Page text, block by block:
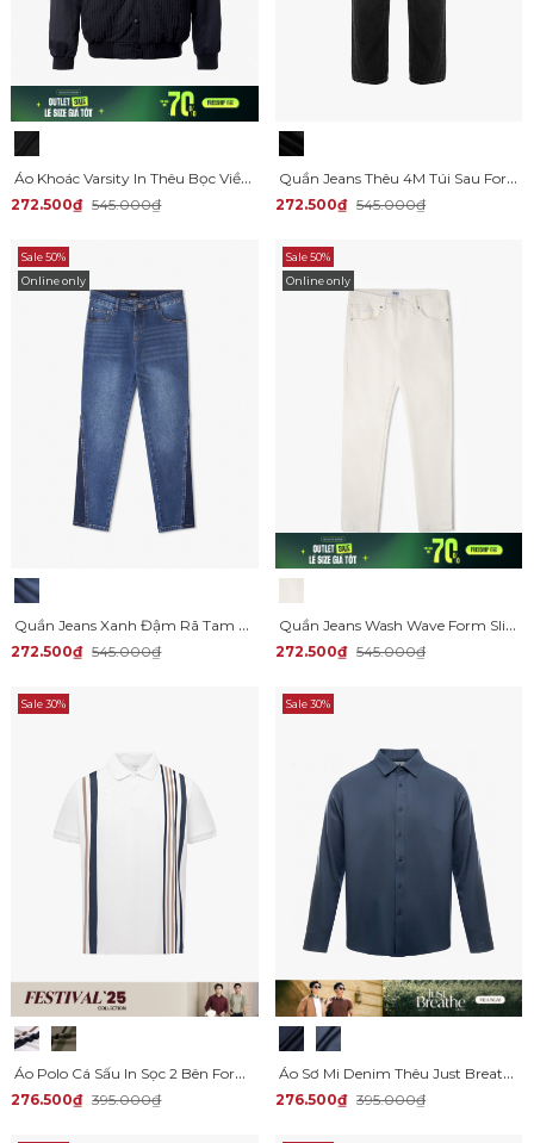
Áo Khoác Varsity In Thêu Bọc Viền Logo Form Regular AK070
272.500₫ 545.000₫
Quần Jeans Thêu 4M Túi Sau Form Straight QJ104
272.500₫ 545.000₫
Sale 50%
Online only
Quần Jeans Xanh Đậm Rã Tam Giác Ở Sườn Form Slimfit QJ091
272.500₫ 545.000₫
Sale 50%
Online only
Quần Jeans Wash Wave Form Slimfit QJ085
272.500₫ 545.000₫
Sale 30%
Áo Polo Cá Sấu In Sọc 2 Bên Form Regular PO178
276.500₫ 395.000₫
Sale 30%
Áo Sơ Mi Denim Thêu Just Breath Form Regular SM196
276.500₫ 395.000₫